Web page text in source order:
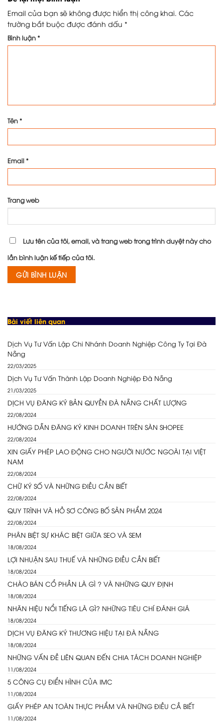
Email của bạn sẽ không được hiển thị công khai. Các
trường bắt buộc được đánh dấu *
Bình luận *
Tên *
Email *
Trang web
Lưu tên của tôi, email, và trang web trong trình duyệt này cho
lần bình luận kế tiếp của tôi.
Bài viết liên quan
Dịch Vụ Tư Vấn Lập Chi Nhánh Doanh Nghiệp Công Ty Tại Đà
Nẵng
22/03/2025
Dịch Vụ Tư Vấn Thành Lập Doanh Nghiệp Đà Nẵng
21/03/2025
DỊCH VỤ ĐĂNG KÝ BẢN QUYỀN ĐÀ NẴNG CHẤT LƯỢNG
22/08/2024
HƯỚNG DẪN ĐĂNG KÝ KINH DOANH TRÊN SÀN SHOPEE
22/08/2024
XIN GIẤY PHÉP LAO ĐỘNG CHO NGƯỜI NƯỚC NGOÀI TẠI VIỆT
NAM
22/08/2024
CHỮ KÝ SỐ VÀ NHỮNG ĐIỀU CẦN BIẾT
22/08/2024
QUY TRÌNH VÀ HỒ SƠ CÔNG BỐ SẢN PHẨM 2024
22/08/2024
PHÂN BIỆT SỰ KHÁC BIỆT GIỮA SEO VÀ SEM
18/08/2024
LỢI NHUẬN SAU THUẾ VÀ NHỮNG ĐIỀU CẦN BIẾT
18/08/2024
CHÀO BÁN CỔ PHẦN LÀ GÌ ? VÀ NHỮNG QUY ĐỊNH
18/08/2024
NHÃN HIỆU NỔI TIẾNG LÀ GÌ? NHỮNG TIÊU CHÍ ĐÁNH GIÁ
18/08/2024
DỊCH VỤ ĐĂNG KÝ THƯƠNG HIỆU TẠI ĐÀ NẴNG
18/08/2024
NHỮNG VẤN ĐỀ LIÊN QUAN ĐẾN CHIA TÁCH DOANH NGHIỆP
11/08/2024
5 CÔNG CỤ ĐIỂN HÌNH CỦA IMC
11/08/2024
GIẤY PHÉP AN TOÀN THỰC PHẨM VÀ NHỮNG ĐIỀU CẦ BIẾT
11/08/2024